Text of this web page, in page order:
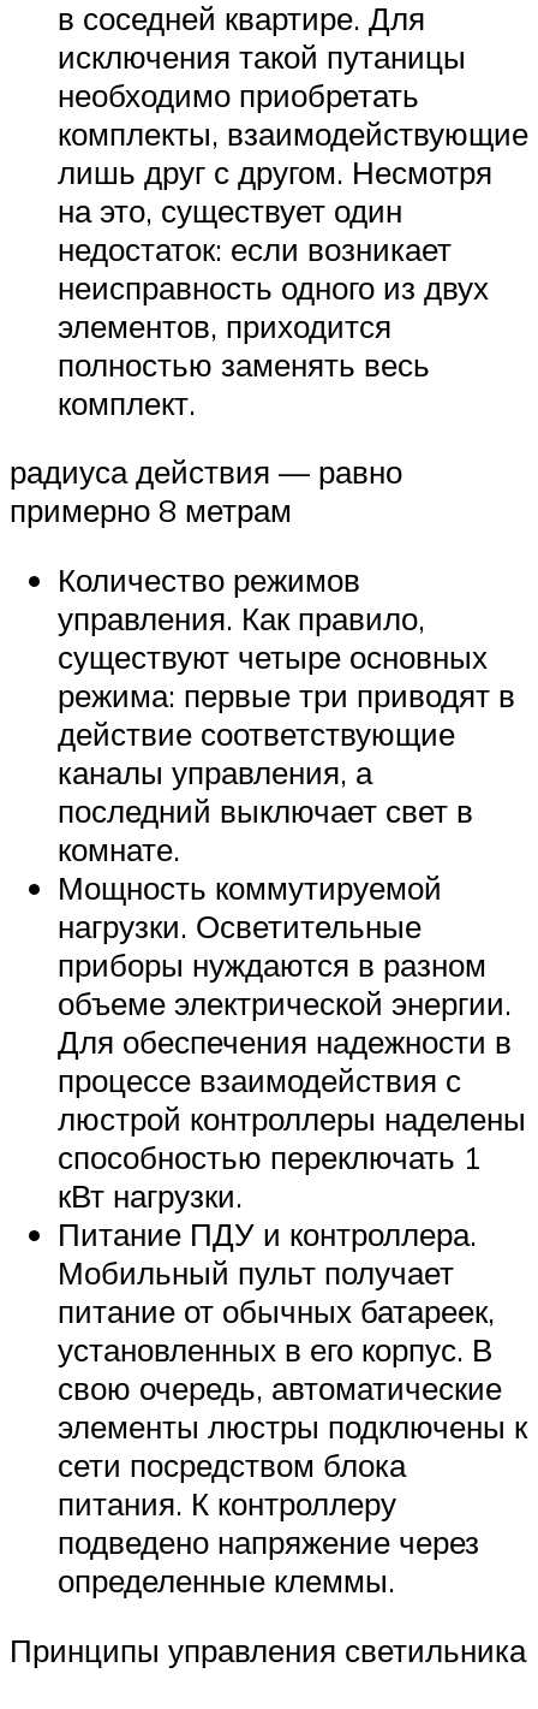
в соседней квартире. Для
исключения такой путаницы
необходимо приобретать
комплекты, взаимодействующие
лишь друг с другом. Несмотря
на это, существует один
недостаток: если возникает
неисправность одного из двух
элементов, приходится
полностью заменять весь
комплект.
радиуса действия — равно
примерно 8 метрам
Количество режимов
управления. Как правило,
существуют четыре основных
режима: первые три приводят в
действие соответствующие
каналы управления, а
последний выключает свет в
комнате.
Мощность коммутируемой
нагрузки. Осветительные
приборы нуждаются в разном
объеме электрической энергии.
Для обеспечения надежности в
процессе взаимодействия с
люстрой контроллеры наделены
способностью переключать 1
кВт нагрузки.
Питание ПДУ и контроллера.
Мобильный пульт получает
питание от обычных батареек,
установленных в его корпус. В
свою очередь, автоматические
элементы люстры подключены к
сети посредством блока
питания. К контроллеру
подведено напряжение через
определенные клеммы.
Принципы управления светильника